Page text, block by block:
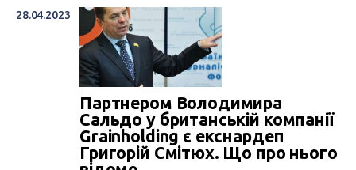
28.04.2023
Партнером Володимира
Сальдо у британській компанії
Grainholding є екснардеп
Григорій Смітюх. Що про нього